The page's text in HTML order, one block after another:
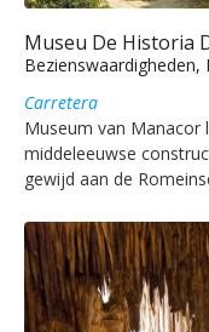
Museu De Historia
Bezienswaardigheden,
Carretera
Museum van Manacor
middeleeuwse
gewijd aan de